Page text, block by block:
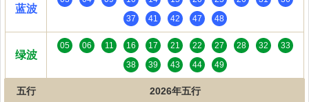
蓝波
37
41 42 47 48
绿波
05 06 11 16 17 21 22 27 28 32
33
38
39 43 44 49
五行
2026年五行